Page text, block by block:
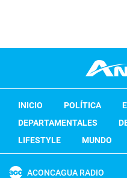
INICIO POLÍTICA
DEPARTAMENTALES
LIFESTYLE
MUNDO
ACONCAGUA RADIO